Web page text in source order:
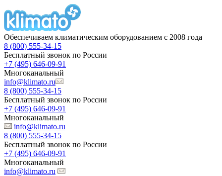
Обеспечиваем климатическим оборудованием с 2008 года
8 (800) 555-34-15
Бесплатный звонок по России
+7 (495) 646-09-91
Многоканальный
info@klimato.ru
8 (800) 555-34-15
Бесплатный звонок по России
+7 (495) 646-09-91
Многоканальный
info@klimato.ru
8 (800) 555-34-15
Бесплатный звонок по России
+7 (495) 646-09-91
Многоканальный
info@klimato.ru